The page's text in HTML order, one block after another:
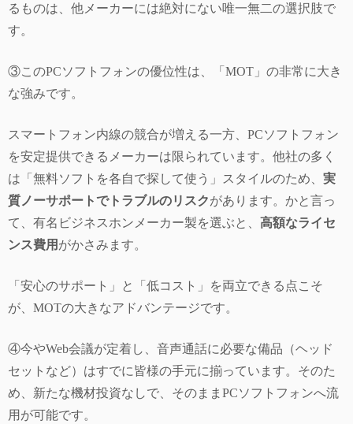
るものは、他メーカーには絶対にない唯一無二の選択肢で
す。
③このPCソフトフォンの優位性は、「MOT」の非常に大き
な強みです。
スマートフォン内線の競合が増える一方、PCソフトフォン
を安定提供できるメーカーは限られています。他社の多く
は「無料ソフトを各自で探して使う」スタイルのため、 実
質ノーサポートでトラブルのリスクがあります。かと言っ
て、有名ビジネスホンメーカー製を選ぶと、 高額なライセ
ンス費用 がかさみます。
「安心のサポート」と「低コスト」を両立できる点こそ
が、MOTの大きなアドバンテージです。
④今やWeb会議が定着し、音声通話に必要な備品（ヘッド
セットなど）はすでに皆様の手元に揃っています。そのた
め、新たな機材投資なしで、そのままPCソフトフォンへ流
用が可能です。